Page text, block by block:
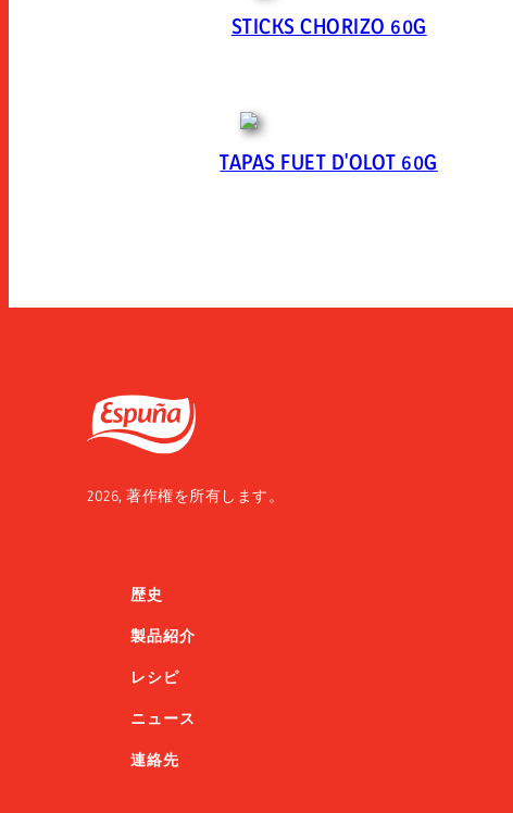
STICKS CHORIZO 60G
TAPAS FUET D'OLOT 60G
Espuña
2026, 著作権を所有します。
歴史
製品紹介
レシピ
ニュース
連絡先